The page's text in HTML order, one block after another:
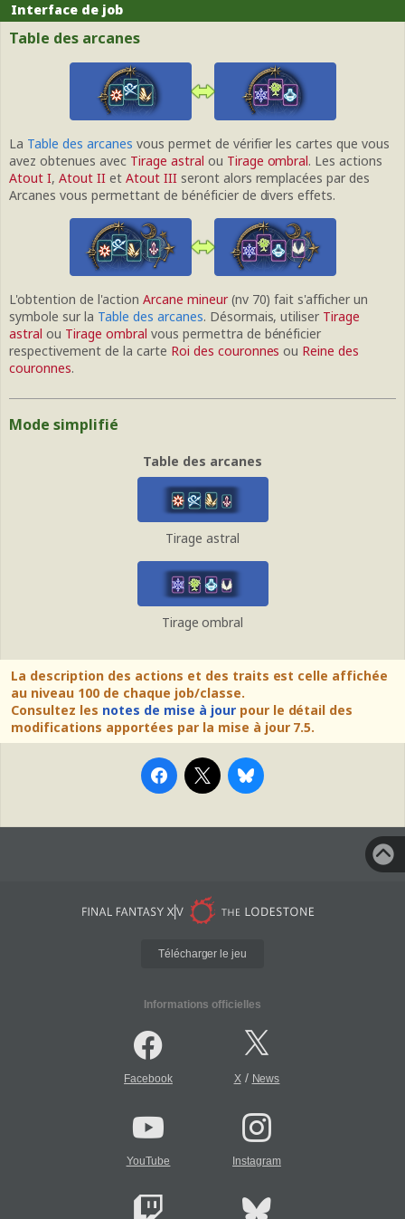
Interface de job
Table des arcanes
La Table des arcanes vous permet de vérifier les cartes que vous
avez obtenues avec Tirage astral ou Tirage ombral. Les actions
Atout I, Atout IIet Atout IIIseront alors remplacées par des
Arcanes vous permettant de bénéficier de divers effets.
L'obtention de l'action Arcane mineur(nv 70) fait s'afficher un
symbole sur la Table des arcanes. Désormais, utiliser Tirage
astral ou Tirage ombral vous permettra de bénéficier
respectivement de la carte Roi des couronnes ou Reine des
couronnes.
Mode simplifié
Table des arcanes
Tirage astral
Tirage ombral
La description des actions et des traits est celle affichée
au niveau 100 de chaque job/classe.
Consultez les notes de mise à jourpour le détail des
modifications apportées par la mise à jour 7.5.
Télécharger le jeu
Informations officielles
Facebook X/ News
YouTube Instagram